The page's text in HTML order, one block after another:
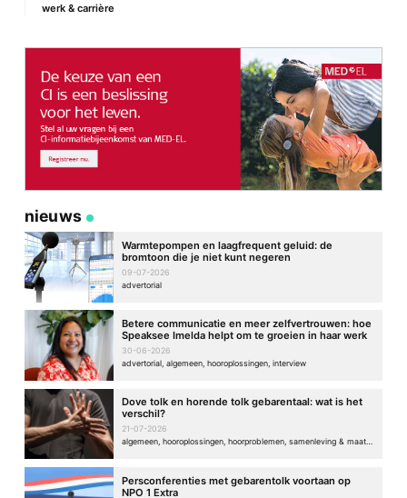
werk & carrière
nieuws
Warmtepompen en laagfrequent geluid: de
bromtoon die je niet kunt negeren
09-07-2026
advertorial
Betere communicatie en meer zelfvertrouwen: hoe
Speaksee Imelda helpt om te groeien in haar werk
30-06-2026
advertorial, algemeen, hooroplossingen, interview
Dove tolk en horende tolk gebarentaal: wat is het
verschil?
21-07-2026
algemeen, hooroplossingen, hoorproblemen, samenleving & maatschappij
Persconferenties met gebarentolk voortaan op
NPO 1 Extra